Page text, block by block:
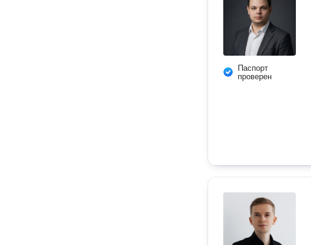
Паспорт
проверен